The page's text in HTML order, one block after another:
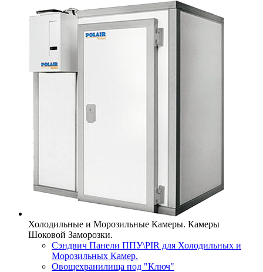
Холодильные и Морозильные Камеры. Камеры
Шоковой Заморозки.
Сэндвич Панели ППУ\PIR для Холодильных и
Морозильных Камер.
Овощехранилища под "Ключ"